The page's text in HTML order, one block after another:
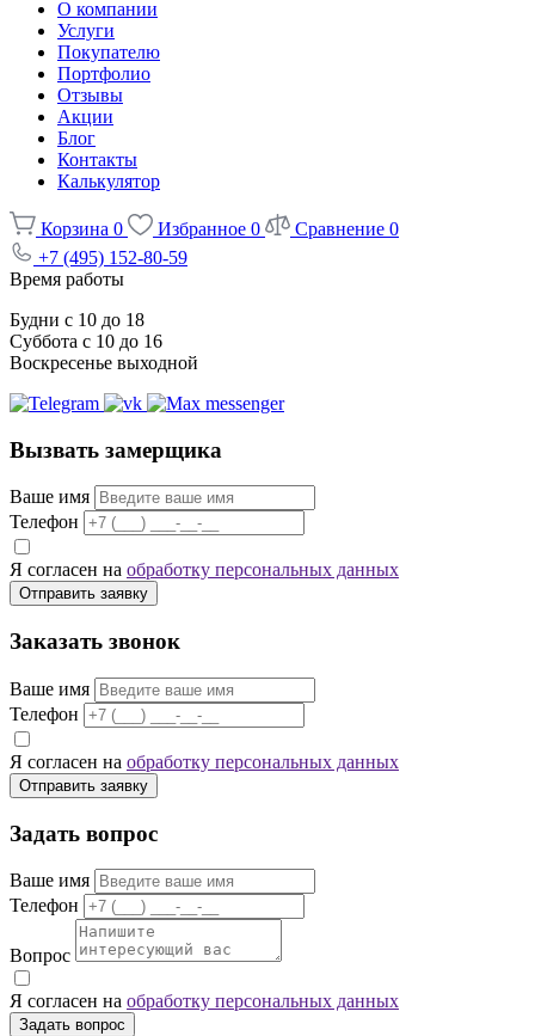
О компании
Услуги
Покупателю
Портфолио
Отзывы
Акции
Блог
Контакты
Калькулятор
Корзина 0 Избранное 0 Сравнение 0
+7 (495) 152-80-59
Время работы
Будни с 10 до 18
Суббота с 10 до 16
Воскресенье выходной
Вызвать замерщика
Ваше имя
Телефон
Я согласен на обработку персональных данных
Отправить заявку
Заказать звонок
Ваше имя
Телефон
Я согласен на обработку персональных данных
Отправить заявку
Задать вопрос
Ваше имя
Телефон
Вопрос
Я согласен на обработку персональных данных
Задать вопрос